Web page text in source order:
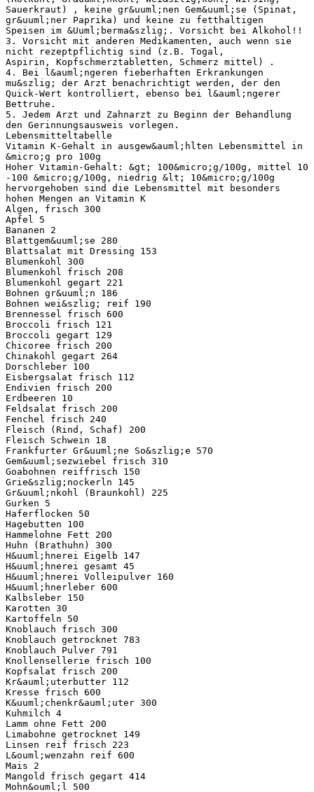
Sauerkraut) , keine gr&uuml;nen Gem&uuml;se (Spinat,
gr&uuml;ner Paprika) und keine zu fetthaltigen
Speisen im &Uuml;berma&szlig;. Vorsicht bei Alkohol!!
3. Vorsicht mit anderen Medikamenten, auch wenn sie
nicht rezeptpflichtig sind (z.B. Togal,
Aspirin, Kopfschmerztabletten, Schmerz mittel) .
4. Bei l&auml;ngeren fieberhaften Erkrankungen
mu&szlig; der Arzt benachrichtigt werden, der den
Quick-Wert kontrolliert, ebenso bei l&auml;ngerer
Bettruhe.
5. Jedem Arzt und Zahnarzt zu Beginn der Behandlung
den Gerinnungsausweis vorlegen.
Lebensmitteltabelle
Vitamin K-Gehalt in ausgew&auml;hlten Lebensmittel in
&micro;g pro 100g
Hoher Vitamin-Gehalt: &gt; 100&micro;g/100g, mittel 10
-100 &micro;g/100g, niedrig &lt; 10&micro;g/100g
hervorgehoben sind die Lebensmittel mit besonders
hohen Mengen an Vitamin K
Algen, frisch 300
Apfel 5
Bananen 2
Blattgem&uuml;se 280
Blattsalat mit Dressing 153
Blumenkohl 300
Blumenkohl frisch 208
Blumenkohl gegart 221
Bohnen gr&uuml;n 186
Bohnen wei&szlig; reif 190
Brennessel frisch 600
Broccoli frisch 121
Broccoli gegart 129
Chicoree frisch 200
Chinakohl gegart 264
Dorschleber 100
Eisbergsalat frisch 112
Endivien frisch 200
Erdbeeren 10
Feldsalat frisch 200
Fenchel frisch 240
Fleisch (Rind, Schaf) 200
Fleisch Schwein 18
Frankfurter Gr&uuml;ne So&szlig;e 570
Gem&uuml;sezwiebel frisch 310
Goabohnen reiffrisch 150
Grie&szlig;nockerln 145
Gr&uuml;nkohl (Braunkohl) 225
Gurken 5
Haferflocken 50
Hagebutten 100
Hammelohne Fett 200
Huhn (Brathuhn) 300
H&uuml;hnerei Eigelb 147
H&uuml;hnerei gesamt 45
H&uuml;hnerei Volleipulver 160
H&uuml;hnerleber 600
Kalbsleber 150
Karotten 30
Kartoffeln 50
Knoblauch frisch 300
Knoblauch getrocknet 783
Knoblauch Pulver 791
Knollensellerie frisch 100
Kopfsalat frisch 200
Kr&auml;uterbutter 112
Kresse frisch 600
K&uuml;chenkr&auml;uter 300
Kuhmilch 4
Lamm ohne Fett 200
Limabohne getrocknet 149
Linsen reif frisch 223
L&ouml;wenzahn reif 600
Mais 2
Mangold frisch gegart 414
Mohn&ouml;l 500